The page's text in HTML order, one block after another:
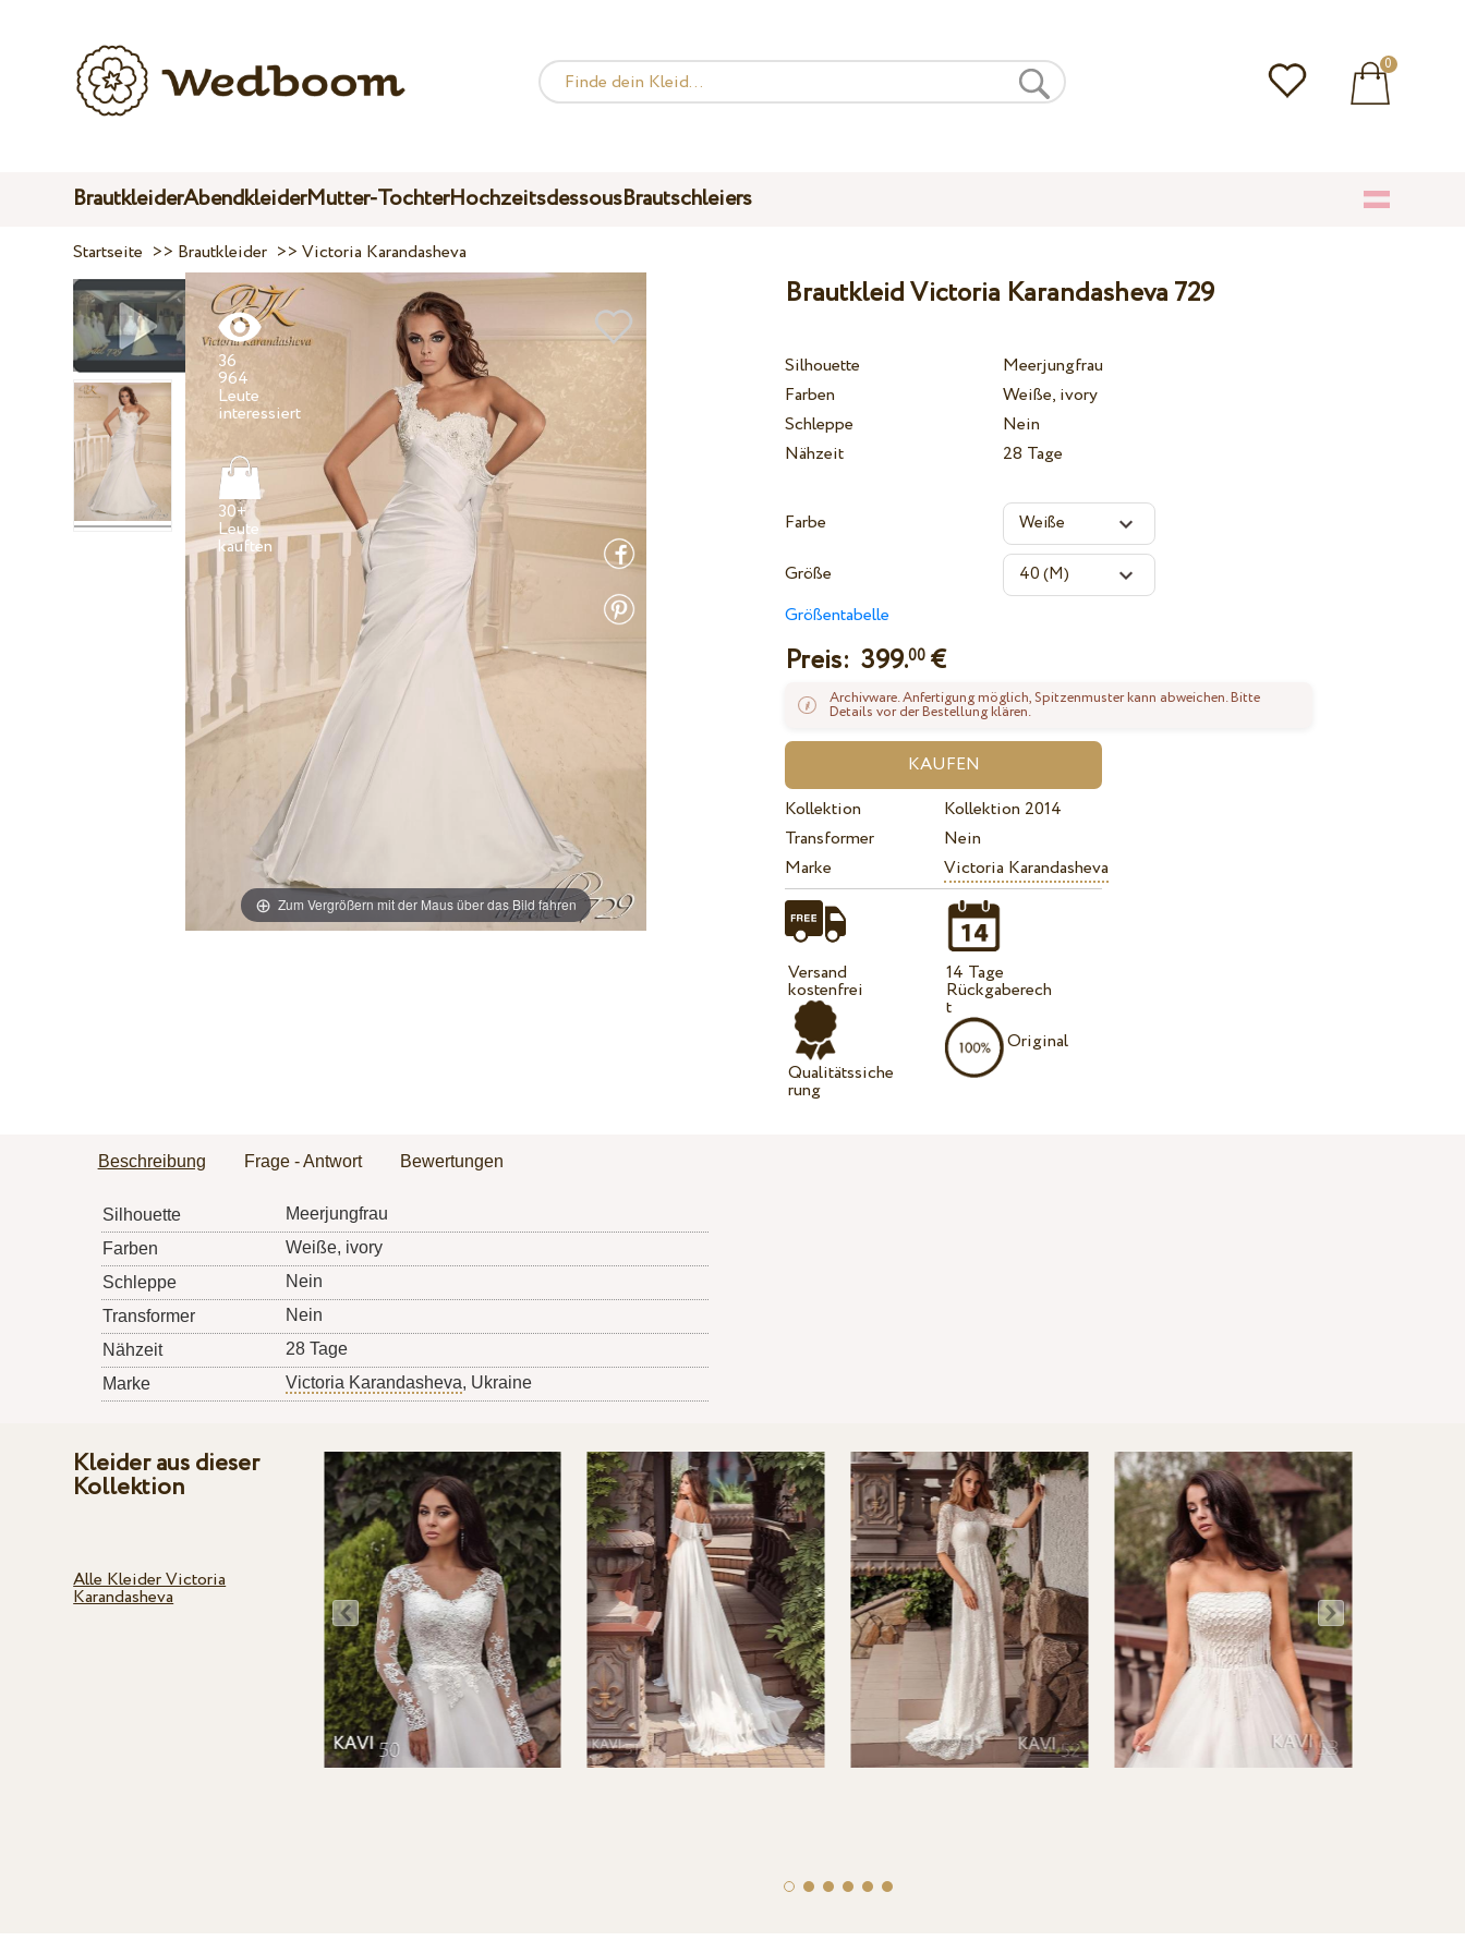
0
BrautkleiderAbendkleiderMutter-TochterHochzeitsdessousBrautschleiers
Startseite >> Brautkleider >>Victoria Karandasheva
Zum Vergrößern mit der Maus über das Bild fahren
36
964
Leute
30+
Leute
Brautkleid Victoria Karandasheva 729
Silhouette
Meerjungfrau
Farben
Weiße, ivory
Schleppe
Nein
Nähzeit
28 Tage
Farbe
Größe
Größentabelle
Preis:399.00 €
Archivware. Anfertigung möglich, Spitzenmuster kann abweichen. Bitte
Details vor der Bestellung klären.
Kollektion
Kollektion 2014
Transformer
Nein
Marke
Victoria Karandasheva
Versand
kostenfrei
Qualitätssiche
rung
14 Tage
Rückgaberech
t
Original
Beschreibung Frage - Antwort Bewertungen
Silhouette
Meerjungfrau
Farben
Weiße, ivory
Schleppe
Nein
Transformer
Nein
Nähzeit
28 Tage
Marke
Victoria Karandasheva, Ukraine
Kleider aus dieser
Kollektion
Alle Kleider Victoria
Karandasheva